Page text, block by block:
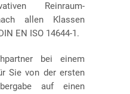
Reinraum-
allen Klassen
EN ISO 14644-1.
bei einem
Sie von der ersten
auf einen